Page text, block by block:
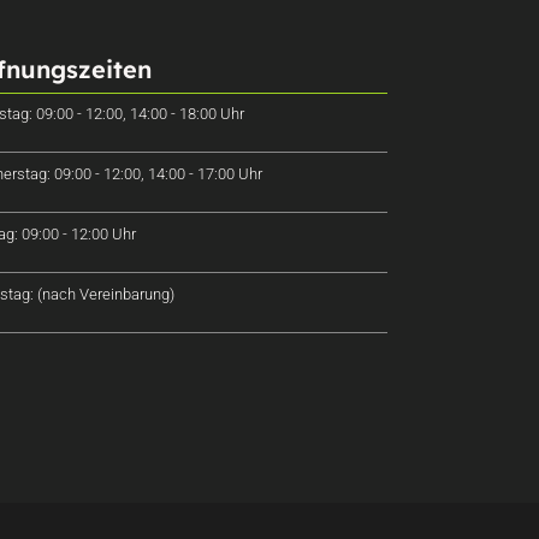
09:00 - 12:00, 14:00 - 18:00 Uhr
09:00 - 12:00, 14:00 - 17:00 Uhr
09:00 - 12:00 Uhr
(nach Vereinbarung)